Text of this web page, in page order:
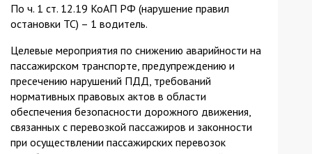
По ч. 1 ст. 12.19 КоАП РФ (нарушение правил
остановки ТС) – 1 водитель.
Целевые мероприятия по снижению аварийности на
пассажирском транспорте, предупреждению и
пресечению нарушений ПДД, требований
нормативных правовых актов в области
обеспечения безопасности дорожного движения,
связанных с перевозкой пассажиров и законности
при осуществлении пассажирских перевозок